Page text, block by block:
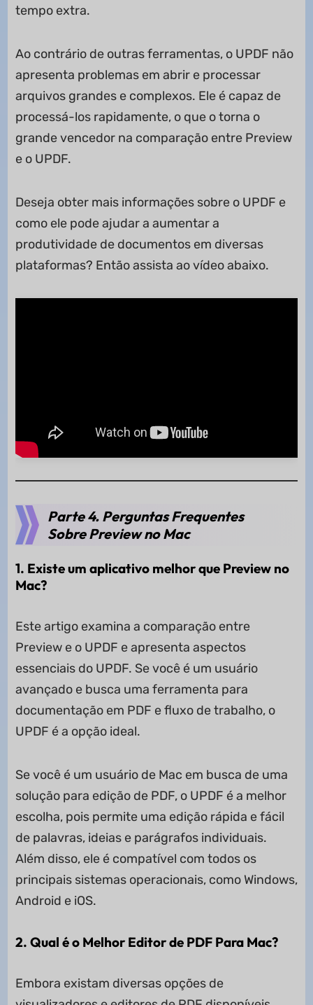
tempo extra.
Ao contrário de outras ferramentas, o UPDF não
apresenta problemas em abrir e processar
arquivos grandes e complexos. Ele é capaz de
processá-los rapidamente, o que o torna o
grande vencedor na comparação entre Preview
e o UPDF.
Deseja obter mais informações sobre o UPDF e
como ele pode ajudar a aumentar a
produtividade de documentos em diversas
plataformas? Então assista ao vídeo abaixo.
Parte 4. Perguntas Frequentes
Sobre Preview no Mac
1. Existe um aplicativo melhor que Preview no
Mac?
Este artigo examina a comparação entre
Preview e o UPDF e apresenta aspectos
essenciais do UPDF. Se você é um usuário
avançado e busca uma ferramenta para
documentação em PDF e fluxo de trabalho, o
UPDF é a opção ideal.
Se você é um usuário de Mac em busca de uma
solução para edição de PDF, o UPDF é a melhor
escolha, pois permite uma edição rápida e fácil
de palavras, ideias e parágrafos individuais.
Além disso, ele é compatível com todos os
principais sistemas operacionais, como Windows,
Android e iOS.
2. Qual é o Melhor Editor de PDF Para Mac?
Embora existam diversas opções de